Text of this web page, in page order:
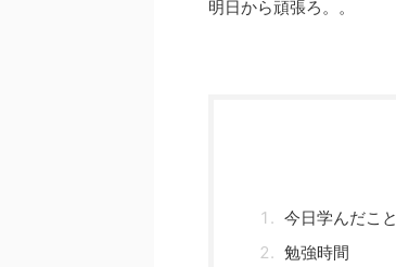
明日から頑張ろ。。
今日学んだこと
勉強時間